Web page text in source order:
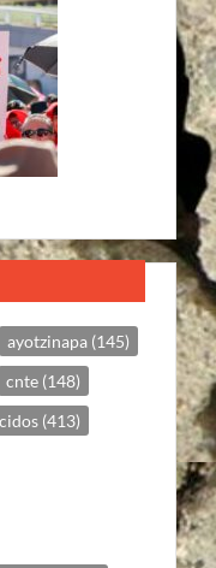
ayotzinapa (145)
cnte (148)
(413)